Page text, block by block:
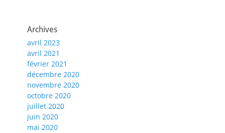
Archives
avril 2023
avril 2021
février 2021
décembre 2020
novembre 2020
octobre 2020
juillet 2020
juin 2020
mai 2020